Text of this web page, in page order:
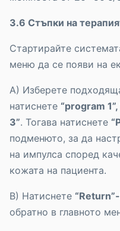
3.6 Стъпки на
Стартирайте
меню да се появи на
A) Изберете
натиснете “program
3”. Тогава натиснете
подменюто, за да
на импулса според
кожата на пациента.
B) Натиснете “Return”-
обратно в главното